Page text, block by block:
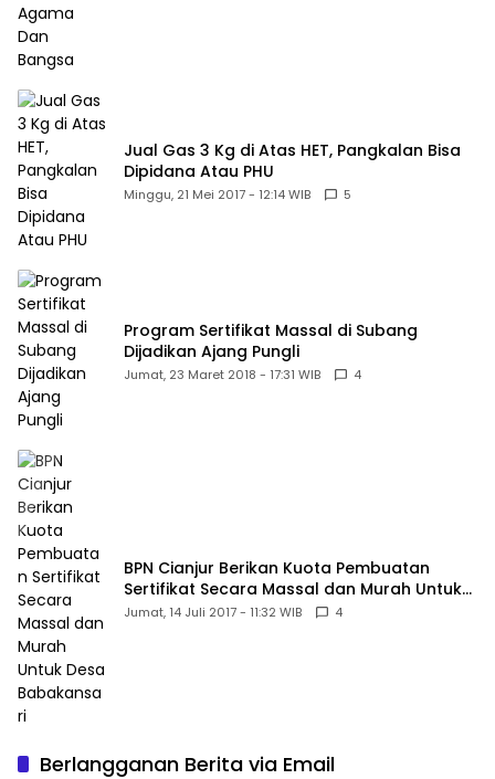
Jual Gas 3 Kg di Atas HET, Pangkalan Bisa
Dipidana Atau PHU
Minggu, 21 Mei 2017 - 12:14 WIB 5
Program Sertifikat Massal di Subang
Dijadikan Ajang Pungli
Jumat, 23 Maret 2018 - 17:31 WIB 4
BPN Cianjur Berikan Kuota Pembuatan
Sertifikat Secara Massal dan Murah Untuk
Desa Babakansari
Jumat, 14 Juli 2017 - 11:32 WIB 4
Berlangganan Berita via Email